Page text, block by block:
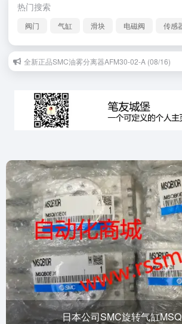
热门搜索
阀门 气缸 滑块 电磁阀 传感
全新正品SMC油雾分离器AFM30-02-A (08/16)
日本公司SMC旋转气缸